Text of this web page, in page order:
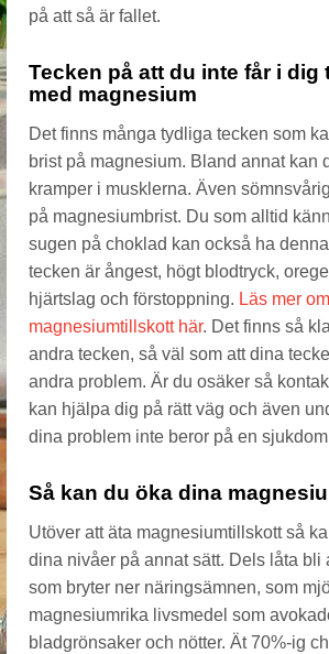
på att så är fallet.
Tecken på att du inte får i dig
med magnesium
Det finns många tydliga tecken som
brist på magnesium. Bland annat kan
kramper i musklerna. Även
på magnesiumbrist. Du som alltid
sugen på choklad kan också ha
tecken är ångest, högt blodtryck,
hjärtslag och förstoppning. Läs mer om
magnesiumtillskott här. Det finns så
andra tecken, så väl som att dina
andra problem. Är du osäker så
kan hjälpa dig på rätt väg och även
dina problem inte beror på en
Så kan du öka dina
Utöver att äta magnesiumtillskott så
dina nivåer på annat sätt. Dels låta bli
som bryter ner näringsämnen, som
magnesiumrika livsmedel som
bladgrönsaker och nötter. Ät 70%-ig